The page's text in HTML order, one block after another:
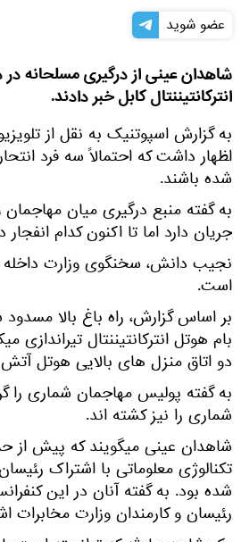
عضو شوید
شاهدان عینی از درگیری مسلحانه
انتركانتيننتال کابل خبر دادند.
به گزارش اسپوتنیک به نقل از
ا‍ظهار داشت که احتمالاً سه فرد
شده باشند.
به گفته منبع درگیری میان
جریان دارد اما تا اکنون کدام
نجیب دانش، سخنگوی وزارت داخله
است.
بر اساس گزارش، راه باغ بالا
بام هوتل انتركانتيننتال تیراندازی
دو اتاق منزل های بالایی هوتل
به گفته پولیس مهاجمان شماری را
شماری را نیز کشته اند.
شاهدان عینی میگویند که پیش از
شده بود. ‏به گفته آنان در این
ر‍ئیسان و کارمندان وزارت مخابرات